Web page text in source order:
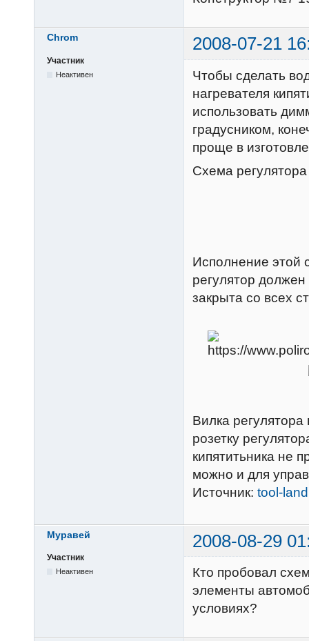
Chrom 2008-07-21
Участник
Неактивен
Чтобы сделать
нагревателя
использовать
градусником,
проще в
Схема
Исполнение этой
регулятор
закрыта со всех
Вилка регулятора
розетку
кипятитьника не
можно и для
Источник: tool-
Муравей 2008-08-29
Участник
Неактивен
Кто пробовал
элементы
условиях?